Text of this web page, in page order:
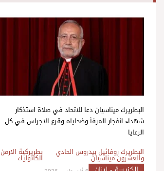
البطريرك ميناسيان دعا للاتحاد في صلاة استذكار
شهداء انفجار المرفأ وضحاياه وقرع الاجراس في كل
الرعايا
البطريرك روفائيل بيدروس الحادي
والعشرون ميناسيان
بطريركية الارمن
الكاثوليك